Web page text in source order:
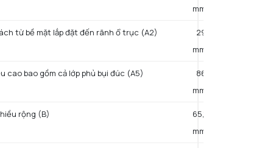
mm
từ bề mặt lắp đặt đến rãnh ổ trục (A2)
29
mm
cao bao gồm cả lớp phủ bụi đúc (A5)
86
mm
rộng (B)
65,1
mm